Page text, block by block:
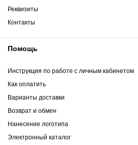
Реквизиты
Контакты
Помощь
Инструкция по работе с личным кабинетом
Как оплатить
Варианты доставки
Возврат и обмен
Нанесение логотипа
Электронный каталог